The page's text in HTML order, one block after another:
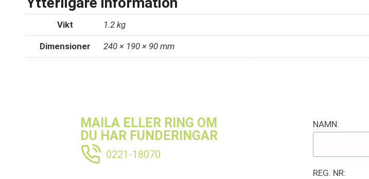
Vikt 1.2 kg
Dimensioner 240 × 190 × 90 mm
MAILA ELLER RING OM
DU HAR FUNDERINGAR
0221-18070
NAMN:
REG. NR: